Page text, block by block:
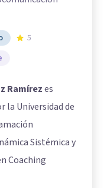
5
Ramírezes
la Universidad de
Sistémica y
Coaching